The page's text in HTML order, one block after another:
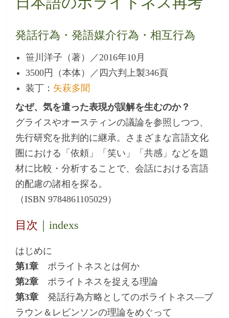
発話行為・発語媒介行為・相互行為
笹川洋子（著）／2016年10月
3500円（本体）／四六判上製346頁
装丁： 矢萩多聞
なぜ、気を遣った表現が誤解を生むのか？
グライスやオースティンの議論を参照しつつ、
先行研究を批判的に継承。さまざまな言語文化
圏における「依頼」「笑い」「共感」などを題
材に比較・分析することで、会話における言語
的配慮の諸相を探る。
（ISBN 9784861105029）
目次 ｜indexs
はじめに
第1章 ポライトネスとは何か
第2章 ポライトネスを捉える理論
第3章発話行為方略としてのポライトネス―ブ
ラウン＆レビンソンの理論をめぐって